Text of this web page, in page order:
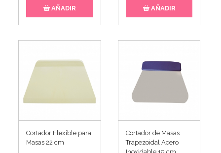
AÑADIR AÑADIR
Cortador Flexible para
Masas 22 cm
Cortador de Masas
Trapezoidal Acero